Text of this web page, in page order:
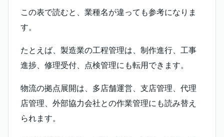
この表で読むと、業種名が違っても参考になりま
す。
たとえば、製造業の工程管理は、制作進行、工事
進捗、修理受付、点検管理にも転用できます。
物流の拠点展開は、多店舗運営、支店管理、代理
店管理、外部協力会社との作業管理にも読み替え
られます。